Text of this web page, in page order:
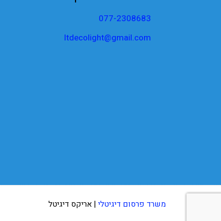
077-2308683
ltdecolight@gmail.com
משרד פרסום דיגיטלי | אריקס דיגיטל